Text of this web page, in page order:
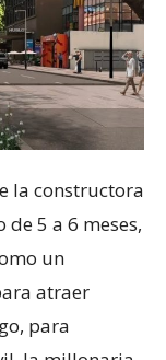
la constructora
5 a 6 meses,
un
atraer
para